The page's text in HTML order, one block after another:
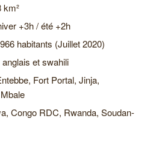
km²
+3h / été +2h
habitants (Juillet 2020)
et swahili
Fort Portal, Jinja,
Congo RDC, Rwanda, Soudan-